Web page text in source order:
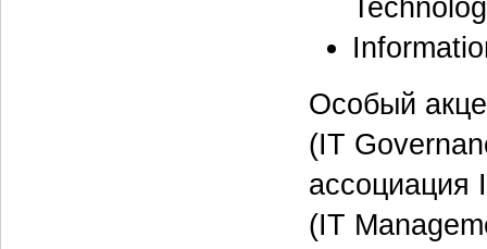
Особый
(IT
ассоциация
(IT